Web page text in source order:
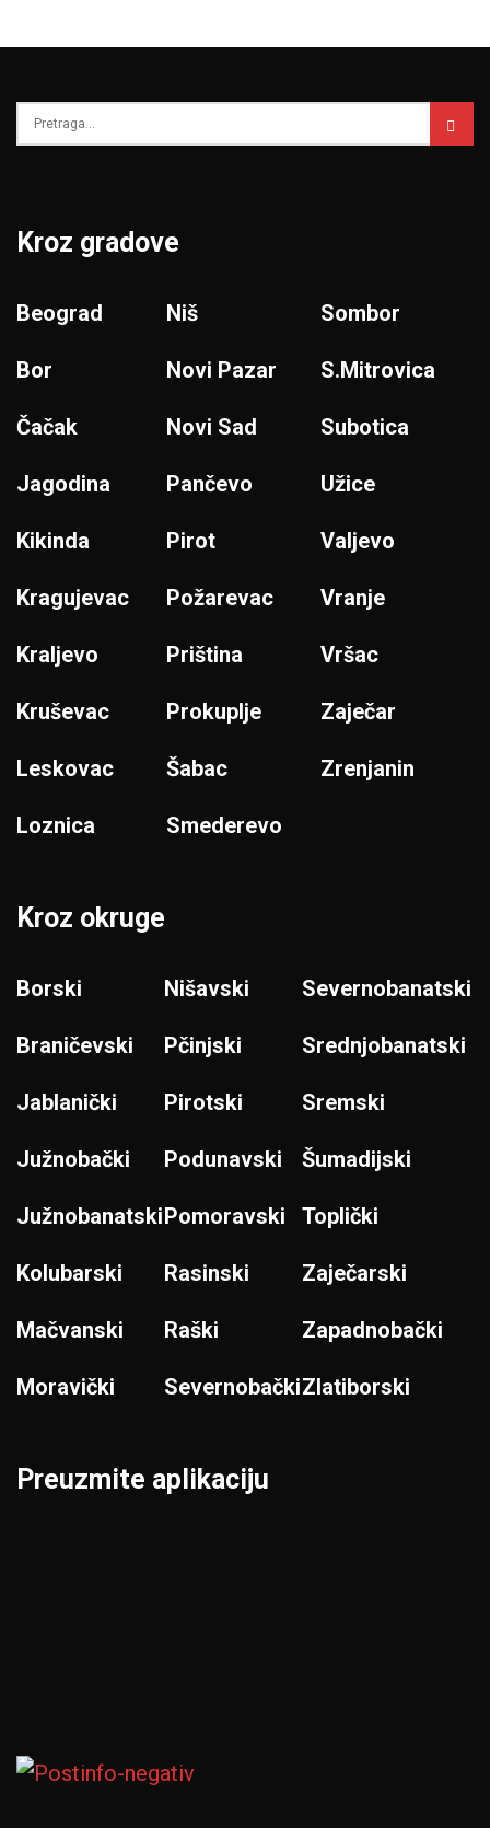
Kroz gradove
Beograd
Bor
Čačak
Jagodina
Kikinda
Kragujevac
Kraljevo
Kruševac
Leskovac
Loznica
Niš
Novi Pazar
Novi Sad
Pančevo
Pirot
Požarevac
Priština
Prokuplje
Šabac
Smederevo
Sombor
S.Mitrovica
Subotica
Užice
Valjevo
Vranje
Vršac
Zaječar
Zrenjanin
Kroz okruge
Borski
Braničevski
Jablanički
Južnobački
Južnobanatski
Kolubarski
Mačvanski
Moravički
Nišavski
Pčinjski
Pirotski
Podunavski
Pomoravski
Rasinski
Raški
Severnobački
Severnobanatski
Srednjobanatski
Sremski
Šumadijski
Toplički
Zaječarski
Zapadnobački
Zlatiborski
Preuzmite aplikaciju